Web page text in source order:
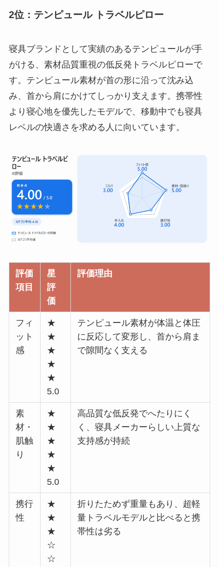
2位：テンピュール トラベルピロー
寝具ブランドとして実績のあるテンピュールが手
がける、素材品質重視の低反発トラベルピローで
す。テンピュール素材が首の形に沿って沈み込
み、首から肩にかけてしっかり支えます。携帯性
より寝心地を優先したモデルで、移動中でも寝具
レベルの快適さを求める人に向いています。
評価
項目
星
評
価
評価理由
フィ
ット
感
★
★
★
★
★
5.0
テンピュール素材が体温と体圧
に反応して変形し、首から肩ま
で隙間なく支える
素
材・
肌触
り
★
★
★
★
★
5.0
高品質な低反発でへたりにく
く、寝具メーカーらしい上質な
支持感が持続
携行
性
★
★
★
☆
☆
折りたためず重量もあり、超軽
量トラベルモデルと比べると携
帯性は劣る